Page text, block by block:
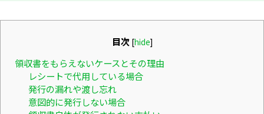
目次 [hide]
領収書をもらえないケースとその理由
レシートで代用している場合
発行の漏れや渡し忘れ
意図的に発行しない場合